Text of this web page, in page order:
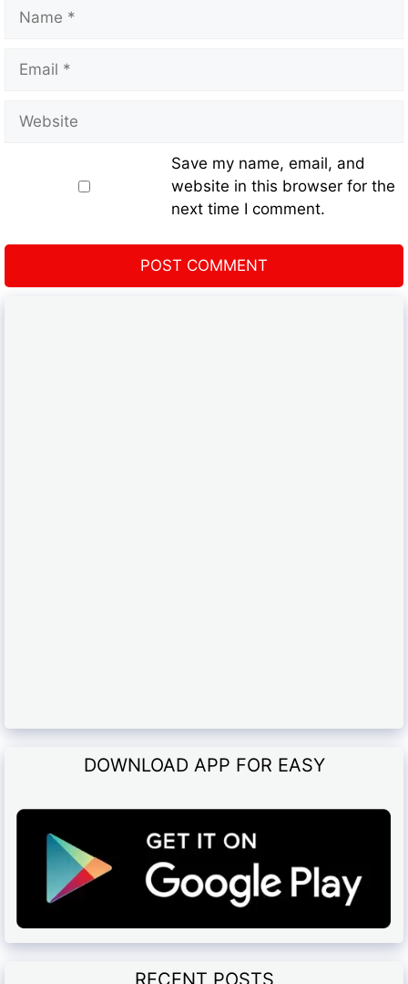
Save my name, email, and
website in this browser for the
next time I comment.
DOWNLOAD APP FOR EASY